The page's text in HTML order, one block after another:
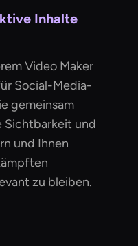
Inhalte
Video Maker
Social-Media-
gemeinsam
Sichtbarkeit und
und Ihnen
zu bleiben.